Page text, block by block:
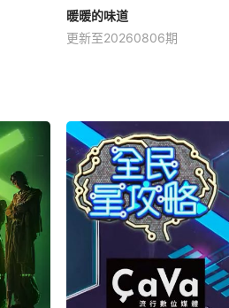
暖暖的味道
更新至20260806期